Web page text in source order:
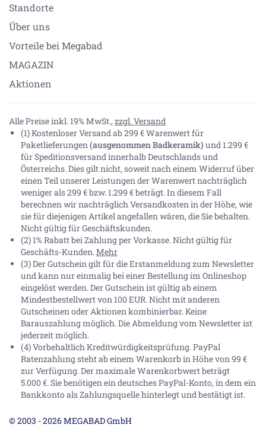
Standorte
Über uns
Vorteile bei Megabad
MAGAZIN
Aktionen
Alle Preise inkl. 19% MwSt., zzgl. Versand
(1) Kostenloser Versand ab 299 € Warenwert für
Paketlieferungen(ausgenommen Badkeramik) und 1.299 €
für Speditionsversand innerhalb Deutschlands und
Österreichs. Dies gilt nicht, soweit nach einem Widerruf über
einen Teil unserer Leistungen der Warenwert nachträglich
weniger als 299 € bzw. 1.299 € beträgt. In diesem Fall
berechnen wir nachträglich Versandkosten in der Höhe, wie
sie für diejenigen Artikel angefallen wären, die Sie behalten.
Nicht gültig für Geschäftskunden.
(2) 1% Rabatt bei Zahlung per Vorkasse. Nicht gültig für
Geschäfts-Kunden.Mehr
(3) Der Gutschein gilt für die Erstanmeldung zum Newsletter
und kann nur einmalig bei einer Bestellung im Onlineshop
eingelöst werden. Der Gutschein ist gültig ab einem
Mindestbestellwert von 100 EUR. Nicht mit anderen
Gutscheinen oder Aktionen kombinierbar. Keine
Barauszahlung möglich. Die Abmeldung vom Newsletter ist
jederzeit möglich.
(4) Vorbehaltlich Kreditwürdigkeitsprüfung. PayPal
Ratenzahlung steht ab einem Warenkorb in Höhe von99 €
zur Verfügung. Der maximale Warenkorbwert beträgt
5.000 €. Sie benötigen ein deutsches PayPal-Konto, in dem ein
Bankkonto als Zahlungsquelle hinterlegt und bestätigt ist.
© 2003 - 2026 MEGABAD GmbH